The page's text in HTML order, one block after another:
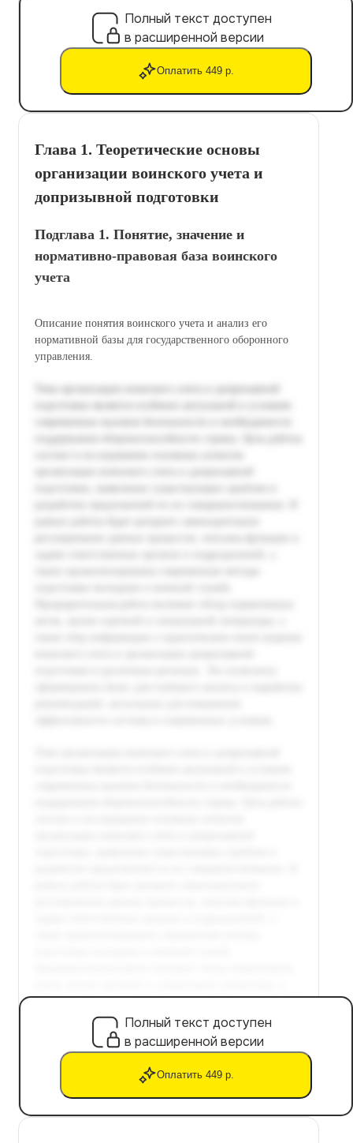
Полный текст доступен
в расширенной версии
Оплатить 449 р.
Глава 1. Теоретические основы
организации воинского учета и
допризывной подготовки
Подглава 1. Понятие, значение и
нормативно-правовая база воинского
учета
Описание понятия воинского учета и анализ его
нормативной базы для государственного оборонного
управления.
Полный текст доступен
в расширенной версии
Оплатить 449 р.